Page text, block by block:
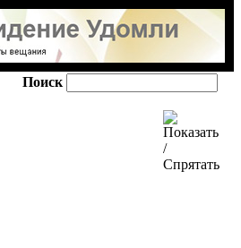
Поиск